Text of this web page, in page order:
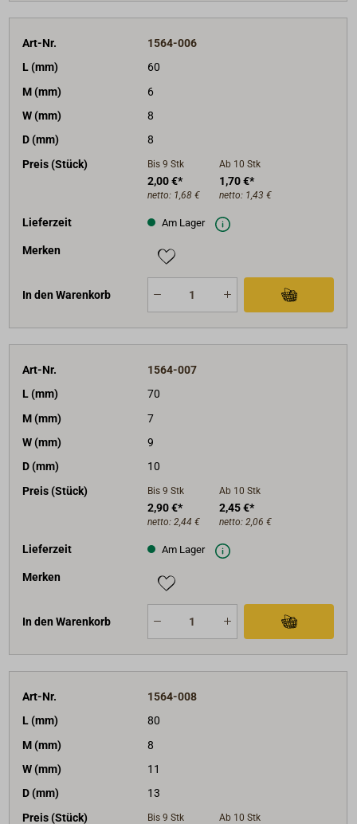
Art-Nr.
1564-006
L (mm)
60
M (mm)
6
W (mm)
8
D (mm)
8
Preis (Stück)
Bis 9 Stk
2,00 €*
netto: 1,68 €
Ab 10 Stk
1,70 €*
netto: 1,43 €
Lieferzeit Am Lager
Merken
In den Warenkorb
Art-Nr.
1564-007
L (mm)
70
M (mm)
7
W (mm)
9
D (mm)
10
Preis (Stück)
Bis 9 Stk
2,90 €*
netto: 2,44 €
Ab 10 Stk
2,45 €*
netto: 2,06 €
Lieferzeit Am Lager
Merken
In den Warenkorb
Art-Nr.
1564-008
L (mm)
80
M (mm)
8
W (mm)
11
D (mm)
13
Preis (Stück)
Bis 9 Stk Ab 10 Stk